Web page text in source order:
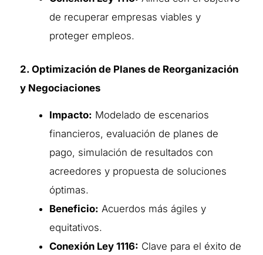
de recuperar empresas viables y
proteger empleos.
2. Optimización de Planes de Reorganización
y Negociaciones
Impacto: Modelado de escenarios
financieros, evaluación de planes de
pago, simulación de resultados con
acreedores y propuesta de soluciones
óptimas.
Beneficio: Acuerdos más ágiles y
equitativos.
Conexión Ley 1116: Clave para el éxito de